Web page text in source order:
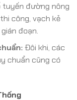
tuyến đường nông
công, vạch kẻ
đoạn.
Đôi khi, các
chuẩn cũng có